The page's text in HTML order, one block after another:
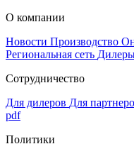
О компании
Новости Производство
Региональная сеть
Сотрудничество
Для дилеров Для
pdf
Политики